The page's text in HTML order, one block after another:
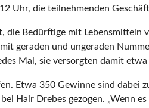
Uhr, die teilnehmenden
Bedürftige mit Lebensmitteln
geraden und ungeraden
Mal, sie versorgten damit
Etwa 350 Gewinne sind dabei
Hair Drebes gezogen. „Wenn